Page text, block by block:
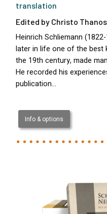
translation
Edited by Christo
Heinrich Schliemann
later in life one of the
the 19th century, made
He recorded his
publication…
Info & options